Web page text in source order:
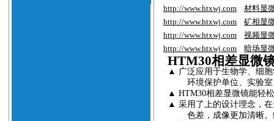
http://www.htxwj.com
材料显
http://www.htxwj.com
矿相显
http://www.htxwj.com
视频显
http://www.htxwj.com
暗场显
HTM30相差显微
▲ 广泛应用于生物学、细
环境保护单位、实验
▲HTM30相差显微镜能轻
▲采用了上的设计理念，
色差，成像更加清晰。